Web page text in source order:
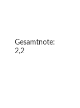
Gesamtnote:
2,2